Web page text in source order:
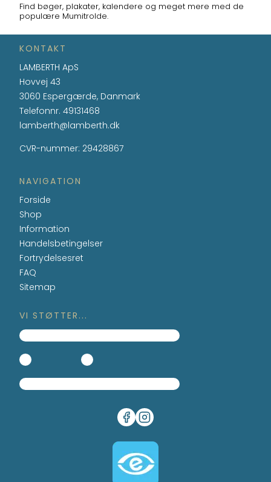
Find bøger, plakater, kalendere og meget mere med de
populære Mumitrolde.
KONTAKT
LAMBERTH ApS
Hovvej 43
3060 Espergærde, Danmark
Telefonnr.49131468
lamberth@lamberth.dk
CVR-nummer: 29428867
NAVIGATION
Forside
Shop
Information
Handelsbetingelser
Fortrydelsesret
FAQ
Sitemap
VI STØTTER...